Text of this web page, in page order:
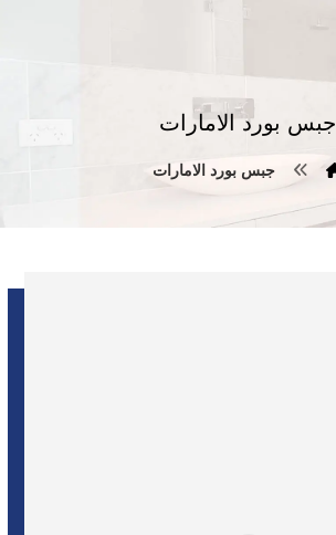
جبس بورد الامارات
جبس بورد الامارات